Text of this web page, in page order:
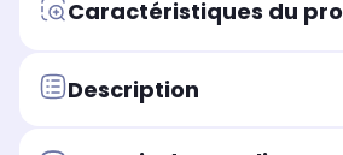
Marque compatible
Samsung
Samsung Galaxy Z Fold 7
Caractéristiques du
Description